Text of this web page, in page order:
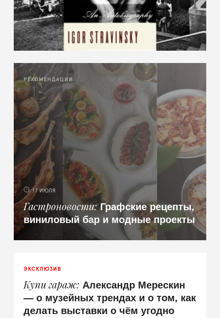
РЕКОМЕНДАЦИИ
17 ИЮЛЯ
Гастроновости Графские рецепты,
виниловый бар и модные проекты
ЭКСКЛЮЗИВ
Купи гараж Александр Мерескин
— о музейных трендах и о том, как
делать выставки о чём угодно